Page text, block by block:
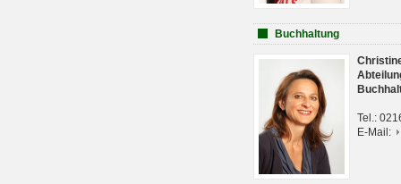
Buchhaltung
Tel.:
E-Mail: